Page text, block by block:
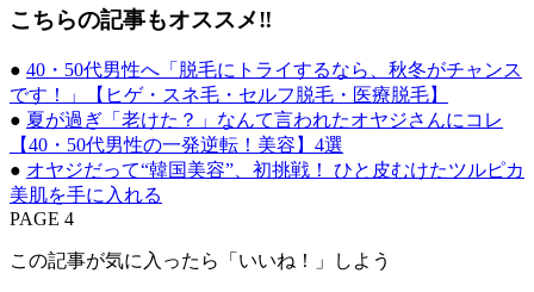
こちらの記事もオススメ‼
● 40・50代男性へ「脱毛にトライするなら、秋冬がチャンス
です！」【ヒゲ・スネ毛・セルフ脱毛・医療脱毛】
● 夏が過ぎ「老けた？」なんて言われたオヤジさんにコレ
【40・50代男性の一発逆転！美容】4選
● オヤジだって“韓国美容”、初挑戦！ ひと皮むけたツルピカ
美肌を手に入れる
PAGE 4
この記事が気に入ったら「いいね！」しよう